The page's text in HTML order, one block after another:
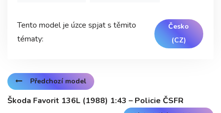
Tento model je úzce spjat s těmito
tématy:
Česko
(CZ)
Předchozí model
Škoda Favorit 136L (1988) 1:43 – Policie ČSFR